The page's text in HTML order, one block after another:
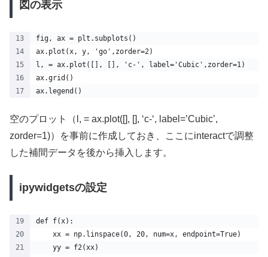
図の表示
fig, ax = plt.subplots()
ax.plot(x, y, 'go',zorder=2)
l, = ax.plot([], [], 'c-', label='Cubic',zorder=1)
ax.grid()
ax.legend()
空のプロット（l, = ax.plot([], [], ‘c-‘, label=’Cubic’,
zorder=1)）を事前に作成しておき、ここにinteractで調整
した補間データを後から挿入します。
ipywidgetsの設定
def f(x):
    xx = np.linspace(0, 20, num=x, endpoint=True)
    yy = f2(xx)